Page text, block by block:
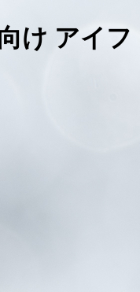
け アイフ